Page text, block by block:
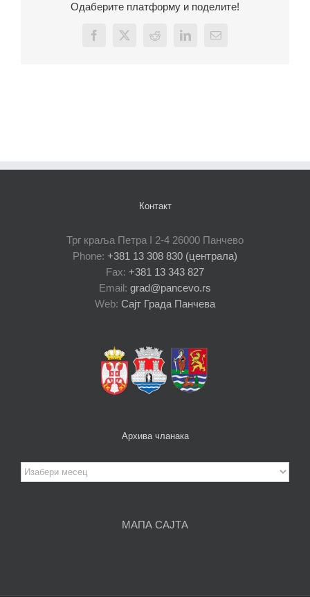
Одаберите платформу и поделите!
Facebook
X Reddit LinkedInEmail
Контакт
Трг краља Петра I 2-4 26000 Панчево
Phone: +381 13 308 830 (централа)
Fax: +381 13 343 827
Email: grad@pancevo.rs
Web: Сајт Града Панчева
Архива чланака
Архива
чланака
МАПА САЈТА